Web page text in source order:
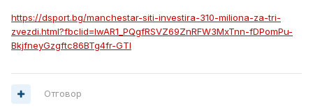
https://dsport.bg/manchestar-siti-investira-310-miliona-za-tri-
zvezdi.html?fbclid=IwAR1_PQgfRSVZ69ZnRFW3MxTnn-fDPomPu-
BkjfneyGzgftc86BTg4fr-GTI
Отговор